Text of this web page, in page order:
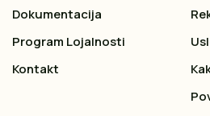
Dokumentacija
Program Lojalnosti
Kontakt